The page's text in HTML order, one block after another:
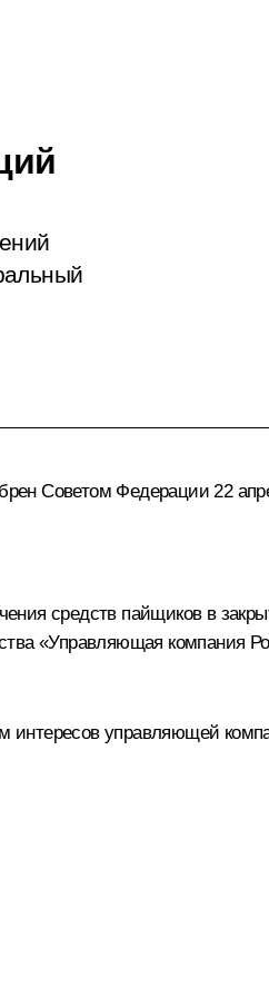
Советом Федерации 22
средств пайщиков в
«Управляющая компания
управляющей